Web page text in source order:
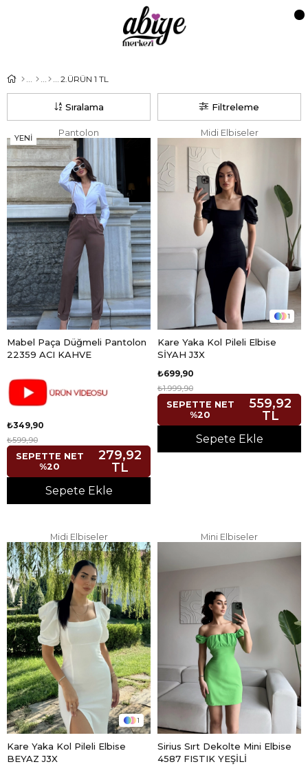
2.ÜRÜN 1 TL
Filtreleme
Sıralama
Pantolon
Mabel Paça Düğmeli Pantolon
22359 ACI KAHVE
₺349,90
₺599,90
SEPETTE NET
%20
279,92
TL
Sepete Ekle
YENI
ÜRÜN
Midi Elbiseler
1
Kare Yaka Kol Pileli Elbise
SİYAH J3X
₺699,90
₺1.999,90
SEPETTE NET
%20
559,92
TL
Sepete Ekle
Midi Elbiseler
1
Kare Yaka Kol Pileli Elbise
BEYAZ J3X
Mini Elbiseler
Sirius Sırt Dekolte Mini Elbise
4587 FISTIK YEŞİLİ